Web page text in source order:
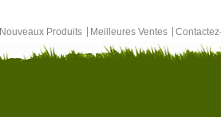
Nouveaux Produits Meilleures Ventes